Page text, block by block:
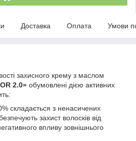
Доставка Оплата Умови
захисного крему з маслом
2.0» обумовлені дією активних
складається з ненасичених
захист волосків від
впливу зовнішнього